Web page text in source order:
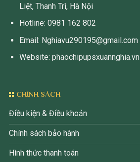
Liệt, Thanh Trì, Hà Nội
Hotline: 0981 162 802
Email: Nghiavu290195@gmail.com
Website: phaochipupsxuannghia.vn
CHÍNH SÁCH
Điều kiện & Điều khoản
Chính sách bảo hành
Hình thức thanh toán